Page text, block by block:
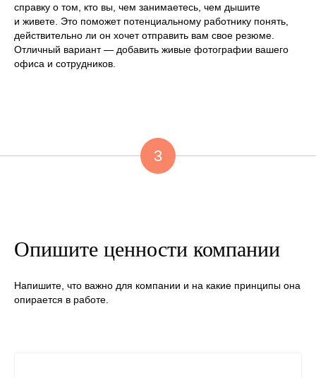
справку о том, кто вы, чем занимаетесь, чем дышите
и живете. Это поможет потенциальному работнику понять,
действительно ли он хочет отправить вам свое резюме.
Отличный вариант — добавить живые фотографии вашего
офиса и сотрудников.
3
Опишите ценности компании
Напишите, что важно для компании и на какие принципы она
опирается в работе.